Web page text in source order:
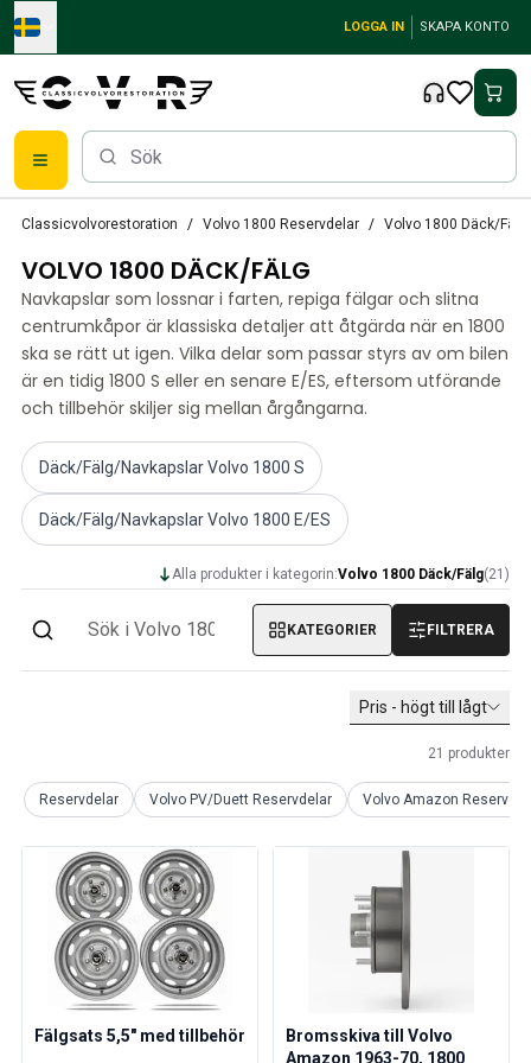
Skip to main content
LOGGA IN SKAPA KONTO
Tändsystem
Bränslefilter
Fälgar
Volvo PV/Duett Reservdelar
PV/Duett Bromssystem
PV/Duett Bränsle/avgassystem
PV/Duett Elsystem
PV/Duett Framvagn
PV/Duett Inredning
PV/Duett Karosseri
PV/Duett Kraftöverföring/bakaxel
PV/Duett Kylsystem
Övrigt PV/Duett
PV/Duett Motorreglage
Volvo Amazon Karosseri
Volvo Amazon Bromssystem
Volvo Amazon Elsystem
Volvo Amazon Motordelar
Volvo Amzon Motorreglage
Volvo Amazon Bränsle/avgassystem
Volvo Amazon Framvagn
Volvo Amazon Inredning
Volvo Amazon Värme/friskluft
Classicvolvorestoration Volvo 1800 Reservdelar Volvo 1800 Däck/Fälg
VOLVO 1800 DÄCK/FÄLG
Navkapslar som lossnar i farten, repiga fälgar och slitna
centrumkåpor är klassiska detaljer att åtgärda när en 1800
ska se rätt ut igen. Vilka delar som passar styrs av om bilen
är en tidig 1800 S eller en senare E/ES, eftersom utförande
och tillbehör skiljer sig mellan årgångarna.
Däck/Fälg/Navkapslar Volvo 1800 S
Däck/Fälg/Navkapslar Volvo 1800 E/ES
Alla produkter i kategorin:Volvo 1800 Däck/Fälg(21 )
KATEGORIER FILTRERA
Pris - högt till lågt
21 produkter
Reservdelar Volvo PV/Duett Reservdelar Volvo Amazon
Fälgsats 5,5" med tillbehör
Bromsskiva till Volvo
Amazon 1963-70, 1800